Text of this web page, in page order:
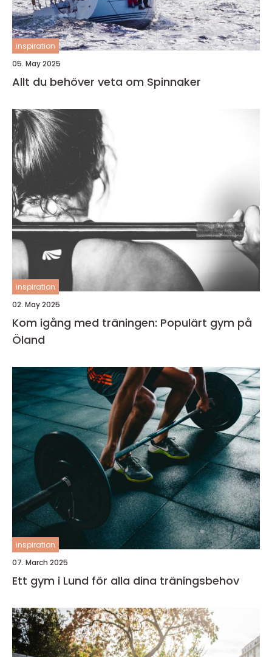
inspiration
05. May 2025
Allt du behöver veta om Spinnaker
inspiration
02. May 2025
Kom igång med träningen: Populärt gym på
Öland
inspiration
07. March 2025
Ett gym i Lund för alla dina träningsbehov